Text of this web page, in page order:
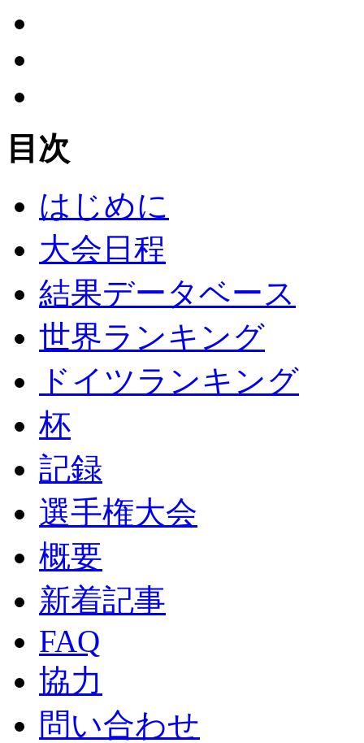
目次
はじめに
大会日程
結果データベース
世界ランキング
ドイツランキング
杯
記録
選手権大会
概要
新着記事
FAQ
協力
問い合わせ